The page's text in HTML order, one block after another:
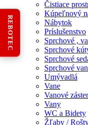
Čistiace
Kúpeľnový
Nábytok
Príslušenstvo
Sprchové ,
Sprchové
Sprchové
Sprchové
Umývadlá
Vane
Vanové
Vany
WC a Bidety
Žľaby /
REBOTEC